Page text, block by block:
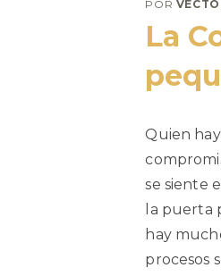
POR
La
Quien
se siente
la puerta
hay
procesos